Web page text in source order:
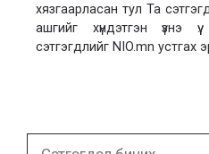
хязгаарласан тул Та
ашгийг хүндэтгэн үзнэ
сэтгэгдлийг NIO.mn устгах